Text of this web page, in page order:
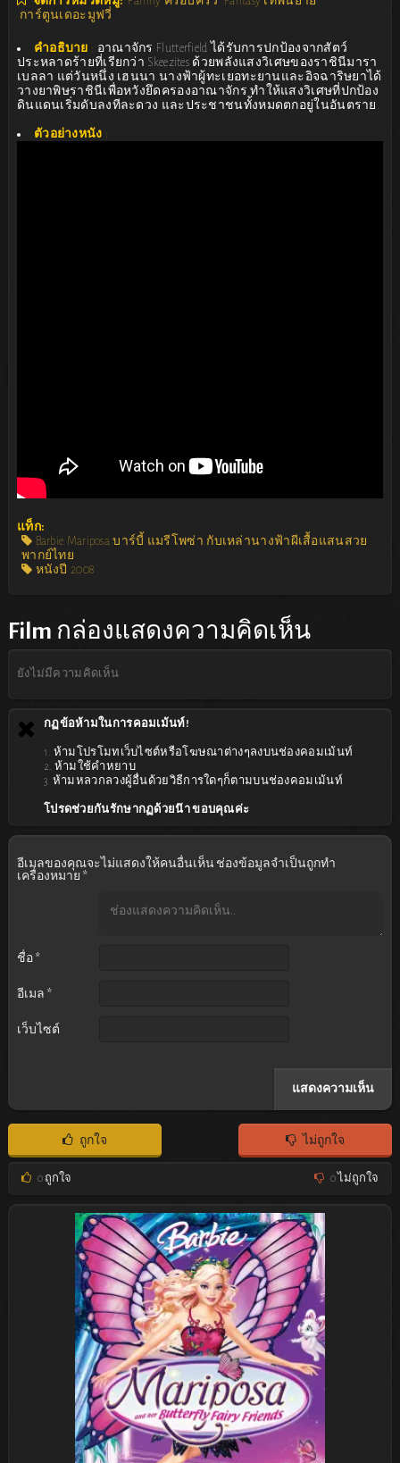
การ์ตูนเดอะมูฟวี่
คำอธิบาย : อาณาจักร Flutterfield ได้รับการปกป้องจากสัตว์
ประหลาดร้ายที่เรียกว่า Skeezites ด้วยพลังแสงวิเศษของราชินีมารา
เบลลา แต่วันหนึ่ง เฮนนา นางฟ้าผู้ทะเยอทะยานและอิจฉาริษยาได้
วางยาพิษราชินีเพื่อหวังยึดครองอาณาจักร ทำให้แสงวิเศษที่ปกป้อง
ดินแดนเริ่มดับลงทีละดวง และประชาชนทั้งหมดตกอยู่ในอันตราย.
ตัวอย่างหนัง :
แท็ก:
Barbie Mariposa บาร์บี้ แมรีโพซ่า กับเหล่านางฟ้าผีเสื้อแสนสวย
พากย์ไทย
หนังปี 2008
Film กล่องแสดงความคิดเห็น
ยังไม่มีความคิดเห็น
กฏข้อห้ามในการคอมเม้นท์!
1. ห้ามโปรโมทเว็บไซต์หรือโฆษณาต่างๆลงบนช่องคอมเม้นท์
2. ห้ามใช้คำหยาบ
3. ห้ามหลวกลวงผู้อื่นด้วยวิธีการใดๆก็ตามบนช่องคอมเม้นท์
โปรดช่วยกันรักษากฏด้วยน๊า ขอบคุณค่ะ
อีเมลของคุณจะไม่แสดงให้คนอื่นเห็น ช่องข้อมูลจำเป็นถูกทำ
เครื่องหมาย *
ชื่อ *
อีเมล *
เว็บไซต์
ถูกใจ ไม่ถูกใจ
0ถูกใจ 0ไม่ถูกใจ